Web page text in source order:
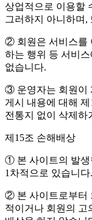
상업적으로 이용할
그러하지 아니하며,
② 회원은 서비스를
하는 행위 등 서비
없습니다.
③ 운영자는 회원이
게시 내용에 대해
전통지 없이 삭제하
제15조 손해배상
① 본 사이트의 발생
1차적으로 있습니다.
② 본 사이트로부터
적이거나 회원의 고